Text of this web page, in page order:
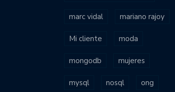
marc vidal mariano rajoy
Mi cliente moda
mongodb mujeres
mysql nosql ong